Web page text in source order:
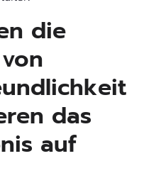
die
das
auf